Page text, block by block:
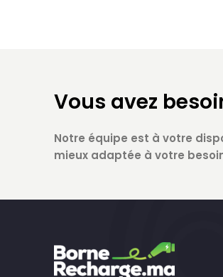
Vous avez
Notre équipe est à votre
mieux adaptée à votre